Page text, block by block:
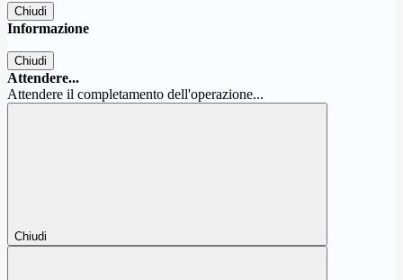
Chiudi
Informazione
Chiudi
Attendere...
Attendere il completamento dell'operazione...
Chiudi